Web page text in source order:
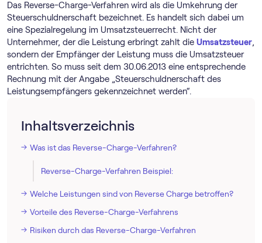
Das Reverse-Charge-Verfahren wird als die Umkehrung der
Steuerschuldnerschaft bezeichnet. Es handelt sich dabei um
eine Spezialregelung im Umsatzsteuerrecht. Nicht der
Unternehmer, der die Leistung erbringt zahlt die Umsatzsteuer,
sondern der Empfänger der Leistung muss die Umsatzsteuer
entrichten. So muss seit dem 30.06.2013 eine entsprechende
Rechnung mit der Angabe „Steuerschuldnerschaft des
Leistungsempfängers gekennzeichnet werden“.
Inhaltsverzeichnis
Was ist das Reverse-Charge-Verfahren?
Reverse-Charge-Verfahren Beispiel:
Welche Leistungen sind von Reverse Charge betroffen?
Vorteile des Reverse-Charge-Verfahrens
Risiken durch das Reverse-Charge-Verfahren